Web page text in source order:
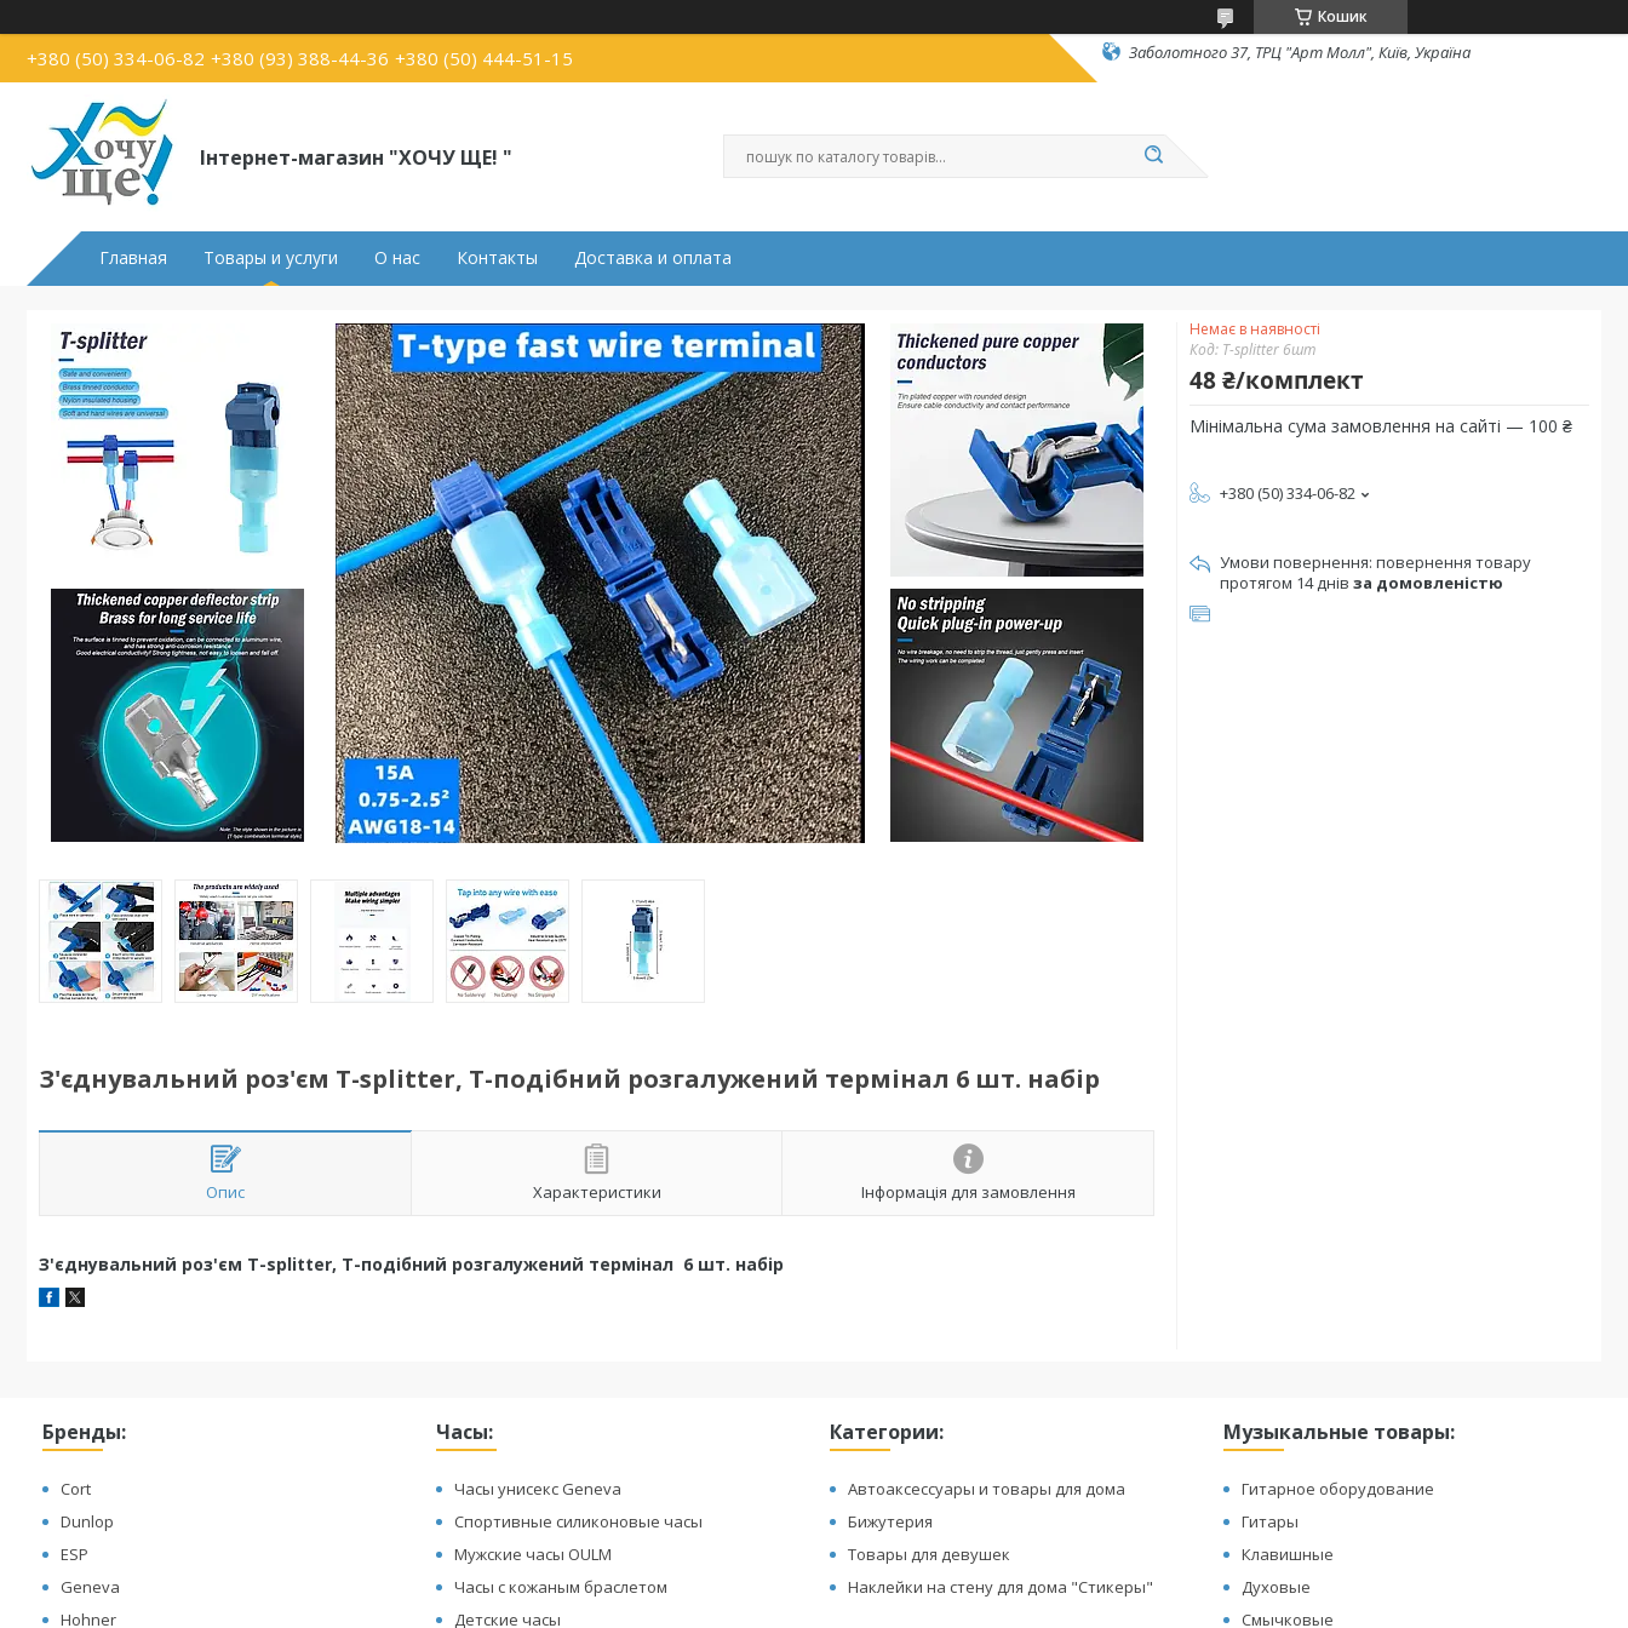
Кошик
+380 (50) 334-06-82 +380 (93) 388-44-36 +380 (50) 444-51-15 Заболотного 37, ТРЦ "Арт Молл", Київ, Україна
Інтернет-магазин "ХОЧУ ЩЕ! "
Главная Товары и услуги О нас Контакты Доставка и оплата
З'єднувальний роз'єм T-splitter, Т-подібний розгалужений термінал 6 шт. набір
Опис Характеристики Інформація для замовлення
З'єднувальний роз'єм T-splitter, Т-подібний розгалужений термінал 6 шт. набір
Немає в наявності
Код: T-splitter 6шт
48 ₴/комплект
Мінімальна сума замовлення на сайті — 100 ₴
+380 (50) 334-06-82
повернення товару
протягом 14 днів за домовленістю
Бренды:
Cort
Dunlop
ESP
Geneva
Hohner
Часы:
Часы унисекс Geneva
Спортивные силиконовые часы
Мужские часы OULM
Часы с кожаным браслетом
Детские часы
Категории:
Автоаксессуары и товары для дома
Бижутерия
Товары для девушек
Наклейки на стену для дома "Стикеры"
Музыкальные товары:
Гитарное оборудование
Гитары
Клавишные
Духовые
Смычковые